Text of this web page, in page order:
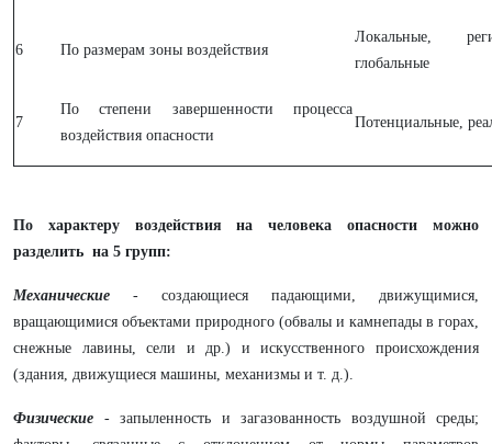
6 По размерам зоны воздействия
Локальные,
глобальные
7
По степени завершенности про­цесса
воздействия опасности
Потенциальные,
По характеру воздействия на человека опасности можно
разделить на 5 групп:
Механические - создающиеся падающими, движущимися,
вращающимися объектами природного (обвалы и камнепа­ды в горах,
снежные лавины, сели и др.) и искусственного происхождения
(здания, движущиеся машины, механизмы и т. д.).
Физические - запыленность и загазованность воздушной среды;